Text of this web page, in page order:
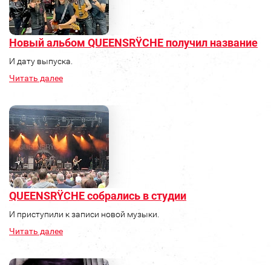
Новый альбом QUEENSRŸCHE получил название
И дату выпуска.
Читать далее
QUEENSRŸCHE собрались в студии
И приступили к записи новой музыки.
Читать далее